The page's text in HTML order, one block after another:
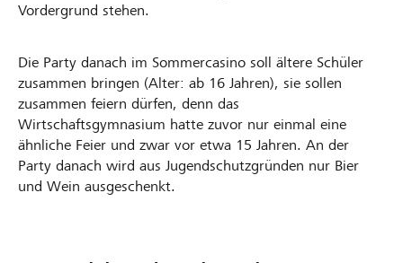
Vordergrund stehen.
Die Party danach im Sommercasino soll ältere Schüler
zusammen bringen (Alter: ab 16 Jahren), sie sollen
zusammen feiern dürfen, denn das
Wirtschaftsgymnasium hatte zuvor nur einmal eine
ähnliche Feier und zwar vor etwa 15 Jahren. An der
Party danach wird aus Jugendschutzgründen nur Bier
und Wein ausgeschenkt.